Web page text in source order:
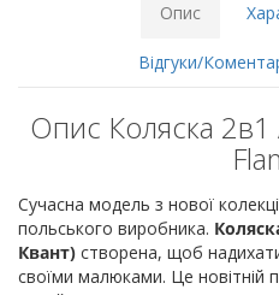
Опис
Відгуки/
Опис Коляска
Сучасна модель з нової
польського виробника.
Квант) створена, щоб надихати
своїми малюками. Це новітній